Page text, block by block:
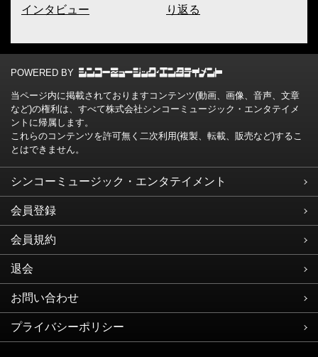
インタビュー
り返る
POWERED BY
当ページ内に掲載されておりますコンテンツ(動画、画像、音声、文章
など)の権利は、すべて株式会社シンコーミュージック・エンタテイメ
ントに帰属します。
これらのコンテンツを許可無く二次利用(複製、転載、販売など)するこ
とはできません。
シンコーミュージック・エンタテイメント
会員登録
会員規約
退会
お問い合わせ
プライバシーポリシー